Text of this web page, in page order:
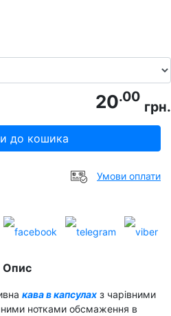
20.00
грн.
до кошика
Умови оплати
Опис
кава в капсулах з чарівними
нотками обсмаження в